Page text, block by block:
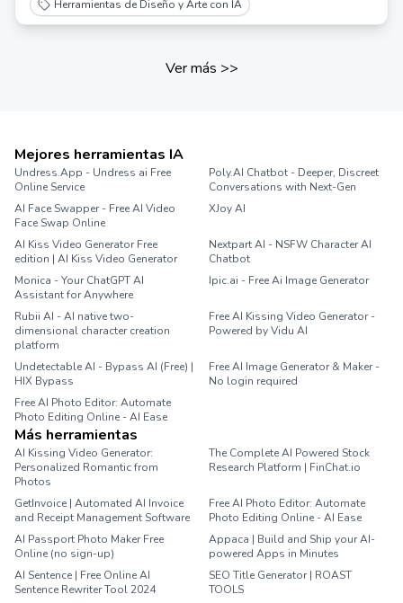
Herramientas de Diseño y Arte con IA
Ver más >>
Mejores herramientas IA
Undress.App - Undress ai Free
Online Service
Poly.AI Chatbot - Deeper, Discreet
Conversations with Next-Gen
AI Face Swapper - Free AI Video
Face Swap Online
XJoy AI
AI Kiss Video Generator Free
edition | AI Kiss Video Generator
Nextpart AI - NSFW Character AI
Chatbot
Monica - Your ChatGPT AI
Assistant for Anywhere
Ipic.ai - Free Ai Image Generator
Rubii AI - AI native two-
dimensional character creation
platform
Free AI Kissing Video Generator -
Powered by Vidu AI
Undetectable AI - Bypass AI (Free) |
HIX Bypass
Free AI Image Generator & Maker -
No login required
Free AI Photo Editor: Automate
Photo Editing Online - AI Ease
Más herramientas
AI Kissing Video Generator:
Personalized Romantic from
Photos
The Complete AI Powered Stock
Research Platform | FinChat.io
GetInvoice | Automated AI Invoice
and Receipt Management Software
Free AI Photo Editor: Automate
Photo Editing Online - AI Ease
AI Passport Photo Maker Free
Online (no sign-up)
Appaca | Build and Ship your AI-
powered Apps in Minutes
AI Sentence | Free Online AI
Sentence Rewriter Tool 2024
SEO Title Generator | ROAST
TOOLS